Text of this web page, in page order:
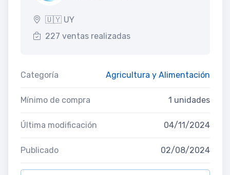
🇺🇾 UY
227 ventas realizadas
Categoría Agricultura y Alimentación
Mínimo de compra 1 unidades
Última modificación 04/11/2024
Publicado 02/08/2024